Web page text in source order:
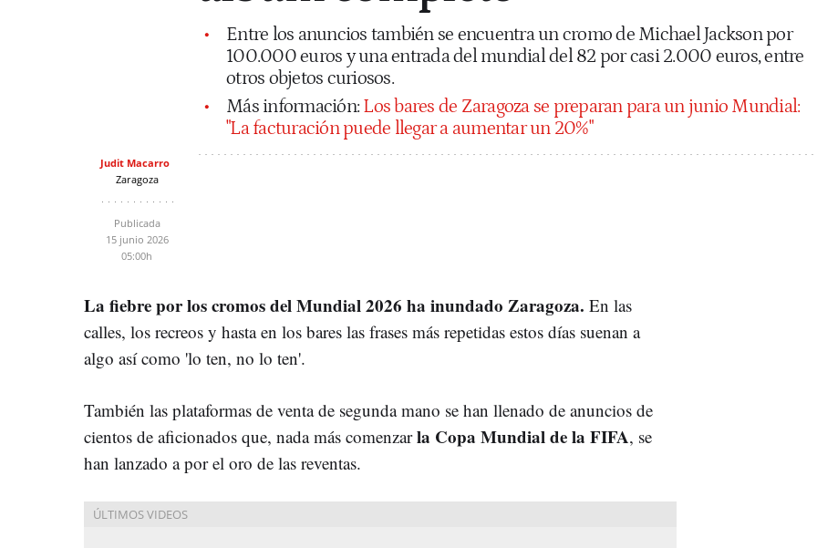
Entre los anuncios también se encuentra un cromo de Michael Jackson por
100.000 euros y una entrada del mundial del 82 por casi 2.000 euros, entre
otros objetos curiosos.
Más información: Los bares de Zaragoza se preparan para un junio Mundial:
"La facturación puede llegar a aumentar un 20%"
Judit Macarro
Zaragoza
Publicada
15 junio 2026
05:00h
La fiebre por los cromos del Mundial 2026 ha inundado Zaragoza. En las
calles, los recreos y hasta en los bares las frases más repetidas estos días suenan a
algo así como 'lo ten, no lo ten'.
También las plataformas de venta de segunda mano se han llenado de anuncios de
cientos de aficionados que, nada más comenzarla Copa Mundial de la FIFA, se
han lanzado a por el oro de las reventas.